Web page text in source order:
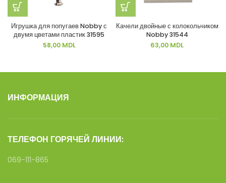
Игрушка для попугаев Nobby с
двумя цветами пластик 31595
58,00 MDL
Качели двойные с колокольчиком
Nobby 31544
63,00 MDL
ИНФОРМАЦИЯ
ТЕЛЕФОН ГОРЯЧЕЙ ЛИНИИ:
069-111-865